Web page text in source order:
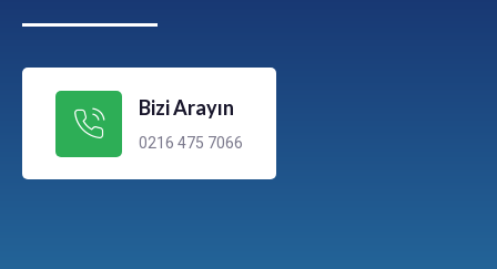
Bizi Arayın
0216 475 7066